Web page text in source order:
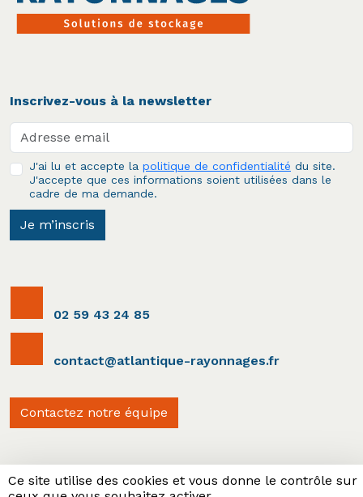
Inscrivez-vous à la newsletter
J'ai lu et accepte la politique de confidentialité du site.
J'accepte que ces informations soient utilisées dans le
cadre de ma demande.
Je m’inscris
02 59 43 24 85
contact@atlantique-rayonnages.fr
Contactez notre équipe
Ce site utilise des cookies et vous donne le contrôle sur